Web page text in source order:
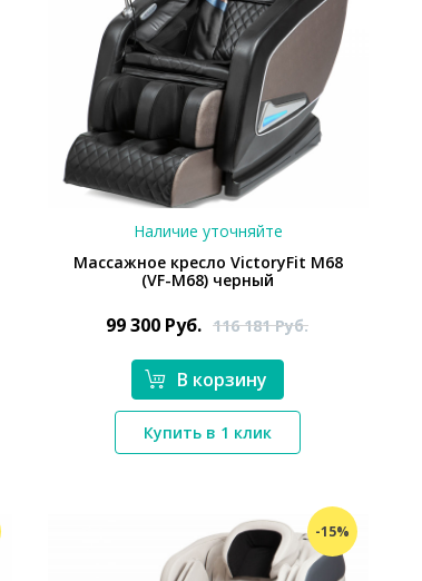
*}
Наличие уточняйте
Массажное кресло VictoryFit M68
(VF-M68) черный
99 300 Руб. 116 181Руб.
В корзину
Купить в 1 клик
-15%